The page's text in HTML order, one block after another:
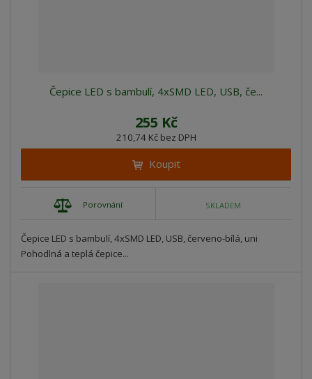
Čepice LED s bambulí, 4xSMD LED, USB, če...
255 Kč
210,74 Kč bez DPH
Koupit
Porovnání SKLADEM
Čepice LED s bambulí, 4xSMD LED, USB, červeno-bílá, uni
Pohodlná a teplá čepice...